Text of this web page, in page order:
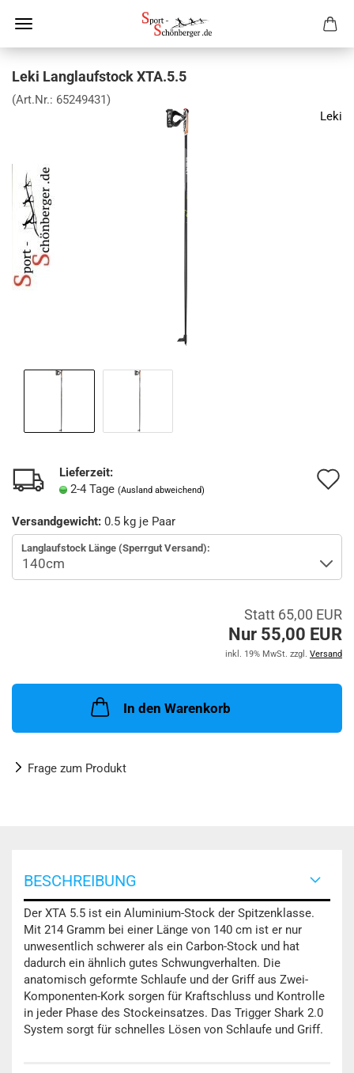
Leki Langlaufstock XTA.5.5
(Art.Nr.: 65249431)
Leki
Lieferzeit:
2-4 Tage (Ausland abweichend)
Versandgewicht: 0.5 kg je Paar
Langlaufstock Länge (Sperrgut Versand):
Statt 65,00 EUR
Nur 55,00 EUR
inkl. 19% MwSt. zzgl. Versand
In den Warenkorb
Frage zum Produkt
BESCHREIBUNG
Der XTA 5.5 ist ein Aluminium-Stock der Spitzenklasse.
Mit 214 Gramm bei einer Länge von 140 cm ist er nur
unwesentlich schwerer als ein Carbon-Stock und hat
dadurch ein ähnlich gutes Schwungverhalten. Die
anatomisch geformte Schlaufe und der Griff aus Zwei-
Komponenten-Kork sorgen für Kraftschluss und Kontrolle
in jeder Phase des Stockeinsatzes. Das Trigger Shark 2.0
System sorgt für schnelles Lösen von Schlaufe und Griff.